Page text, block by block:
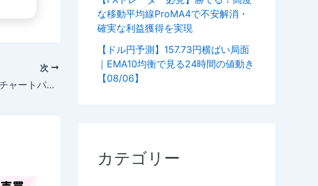
次
【トレード動画 : AUDCHF 】チャートパターンの質を見極めて、フェイクを織り込んだエントリー
な移動平均線ProMA4で不安解消・
確実な利益獲得を実現
【ドル円予測】157.73円横ばい局面
｜EMA10均衡で見る24時間の値動き
【08/06】
カテゴリー